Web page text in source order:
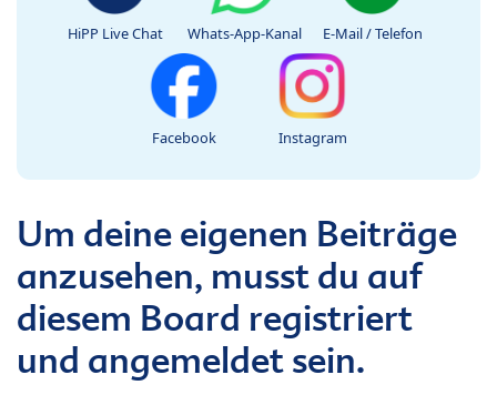
HiPP Live Chat Whats-App-Kanal E-Mail / Telefon
Facebook Instagram
Um deine eigenen Beiträge
anzusehen, musst du auf
diesem Board registriert
und angemeldet sein.